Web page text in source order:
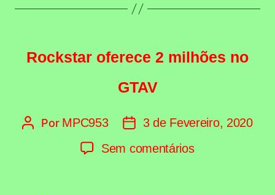
Rockstar oferece 2 milhões no
GTAV
Autor
Por MPC953
Data
artigo
3 de Fevereiro, 2020
Sem comentáriosem